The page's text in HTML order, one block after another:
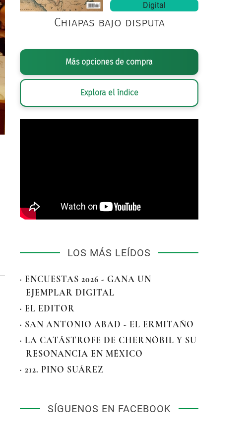
Digital
Chiapas bajo disputa
Más opciones de compra
Explora el índice
LOS MÁS LEÍDOS
· ENCUESTAS 2026 - GANA UN
EJEMPLAR DIGITAL
· EL EDITOR
· SAN ANTONIO ABAD - EL ERMITAÑO
· LA CATÁSTROFE DE CHERNÓBIL Y SU
RESONANCIA EN MÉXICO
· 212. PINO SUÁREZ
SÍGUENOS EN FACEBOOK